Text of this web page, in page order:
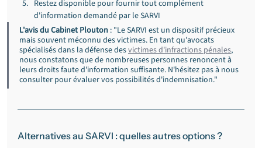
Restez disponible pour fournir tout complément
d'information demandé par le SARVI
L'avis du Cabinet Plouton : "Le SARVI est un dispositif précieux
mais souvent méconnu des victimes. En tant qu'avocats
spécialisés dans la défense des victimes d'infractions pénales,
nous constatons que de nombreuses personnes renoncent à
leurs droits faute d'information suffisante. N'hésitez pas à nous
consulter pour évaluer vos possibilités d'indemnisation."
Alternatives au SARVI : quelles autres options ?